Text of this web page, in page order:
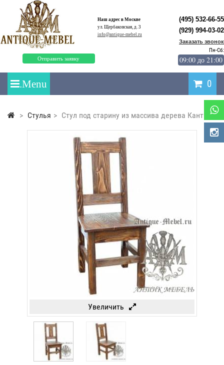
Наш адрес в Москве
ул. Щербаковская, д. 3
info@antique-mebel.ru
Отправить заявку
(495) 532-66-55
(929) 994-03-02
Заказать звонок
Пн-Сб:
09:00 до 21:00
0
> Стулья > Стул под старину из массива дерева Кантри
Увеличить